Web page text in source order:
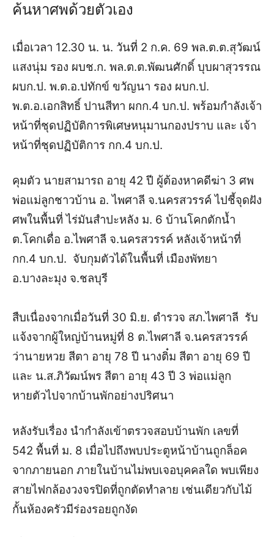
ค้นหาศพด้วยตัวเอง
เมื่อเวลา 12.30 น. น. วันที่ 2 ก.ค. 69 พล.ต.ต.สุวัฒน์
แสงนุ่ม รอง ผบช.ก. พล.ต.ต.พัฒนศักดิ์ บุบผาสุวรรณ
ผบก.ป. พ.ต.อ.ปทักข์ ขวัญนา รอง ผบก.ป.
พ.ต.อ.เอกสิทธิ์ ปานสีทา ผกก.4 บก.ป. พร้อมกำลังเจ้า
หน้าที่ชุดปฏิบัติการพิเศษหนุมานกองปราบ และ เจ้า
หน้าที่ชุดปฏิบัติการ กก.4 บก.ป.
คุมตัว นายสามารถ อายุ 42 ปี ผู้ต้องหาคดีฆ่า 3 ศพ
พ่อแม่ลูกชาวบ้าน อ. ไพศาลี จ.นครสวรรค์ ไปชี้จุดฝัง
ศพในพื้นที่ ไร่มันสำปะหลัง ม. 6 บ้านโคกตักน้ำ
ต.โคกเดื่อ อ.ไพศาลี จ.นครสวรรค์ หลังเจ้าหน้าที่
กก.4 บก.ป. จับกุมตัวได้ในพื้นที่ เมืองพัทยา
อ.บางละมุง จ.ชลบุรี
สืบเนื่องจากเมื่อวันที่ 30 มิ.ย. ตำรวจ สภ.ไพศาลี รับ
แจ้งจากผู้ใหญ่บ้านหมู่ที่ 8 ต.ไพศาลี จ.นครสวรรค์
ว่านายหวย สีตา อายุ 78 ปี นางติ๋ม สีตา อายุ 69 ปี
และ น.ส.ภิวัฒน์พร สีตา อายุ 43 ปี 3 พ่อแม่ลูก
หายตัวไปจากบ้านพักอย่างปริศนา
หลังรับเรื่อง นำกำลังเข้าตรวจสอบบ้านพัก เลขที่
542 พื้นที่ ม. 8 เมื่อไปถึงพบประตูหน้าบ้านถูกล็อค
จากภายนอก ภายในบ้านไม่พบเจอบุคคลใด พบเพียง
สายไฟกล้องวงจรปิดที่ถูกตัดทำลาย เช่นเดียวกับไม้
กั้นห้องครัวมีร่องรอยถูกงัด